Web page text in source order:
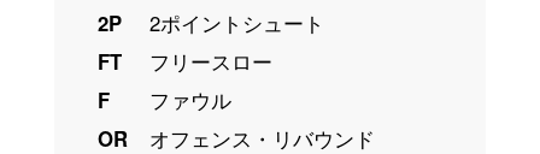
2P
2ポイントシュート
FT
フリースロー
F
ファウル
OR
オフェンス・リバウンド